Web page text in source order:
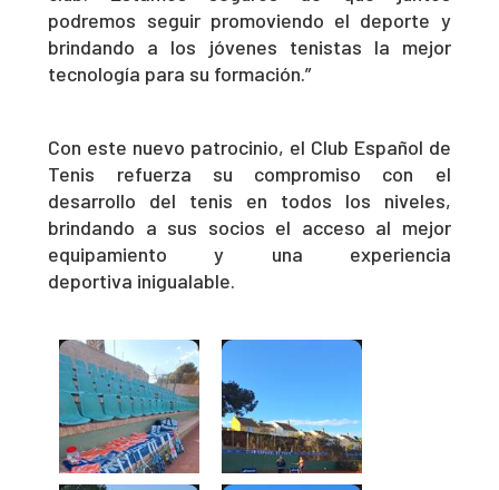
podremos seguir promoviendo el deporte y
brindando a los jóvenes tenistas la mejor
tecnología para su formación.”
Con este nuevo patrocinio, el Club Español de
Tenis refuerza su compromiso con el
desarrollo del tenis en todos los niveles,
brindando a sus socios el acceso al mejor
equipamiento y una experiencia
deportiva inigualable.